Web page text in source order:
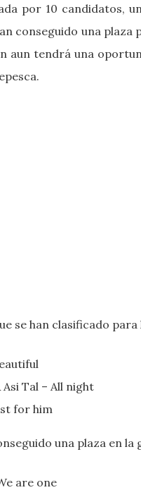
por 10 candidatos,
conseguido una plaza
aun tendrá una
se han clasificado para
Tal – All night
for him
una plaza en la
are one